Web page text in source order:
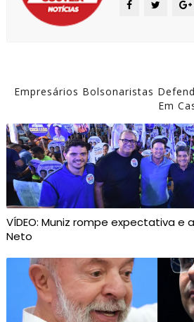
Empresários Bolsonaristas
Em
VÍDEO: Muniz rompe expectativa e
Neto